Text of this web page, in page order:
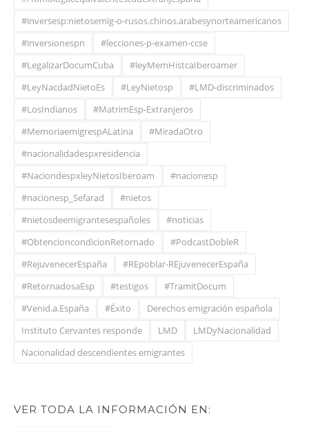
#inversesp:nietosemig-o-rusos.chinos.arabesynorteamericanos
#inversionespn
#lecciones-p-examen-ccse
#LegalizarDocumCuba
#leyMemHistcaIberoamer
#LeyNacdadNietoEs
#LeyNietosp
#LMD-discriminados
#LosIndianos
#MatrimEsp-Extranjeros
#MemoriaemigrespALatina
#MiradaOtro
#nacionalidadespxresidencia
#NaciondespxleyNietosIberoam
#nacionesp
#nacionesp_Sefarad
#nietos
#nietosdeemigrantesespañoles
#noticias
#ObtencioncondicionRetornado
#PodcastDobleR
#RejuvenecerEspaña
#REpoblar-REjuvenecerEspaña
#RetornadosaEsp
#testigos
#TramitDocum
#Venid.a.España
#Éxito
Derechos emigración española
Instituto Cervantes responde
LMD
LMDyNacionalidad
Nacionalidad descendientes emigrantes
VER TODA LA INFORMACIÓN EN: